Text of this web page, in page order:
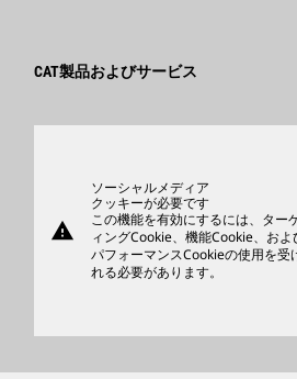
イノベーション
サプライヤ
CAT製品およびサービス
サポート
商品
ディーラを検索する
warning
ソーシャルメディア
クッキーが必要です
この機能を有効にするには、ター
ィングCookie、機能Cookie、およ
パフォーマンスCookieの使用を受
れる必要があります。